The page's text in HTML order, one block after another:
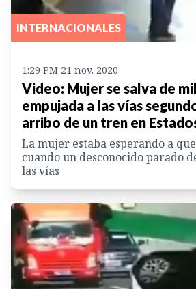
INTERNACIONALES
1:29 PM 21 nov. 2020
Video: Mujer se salva de
empujada a las vías
arribo de un tren en
La mujer estaba esperando a
cuando un desconocido parado
las vías